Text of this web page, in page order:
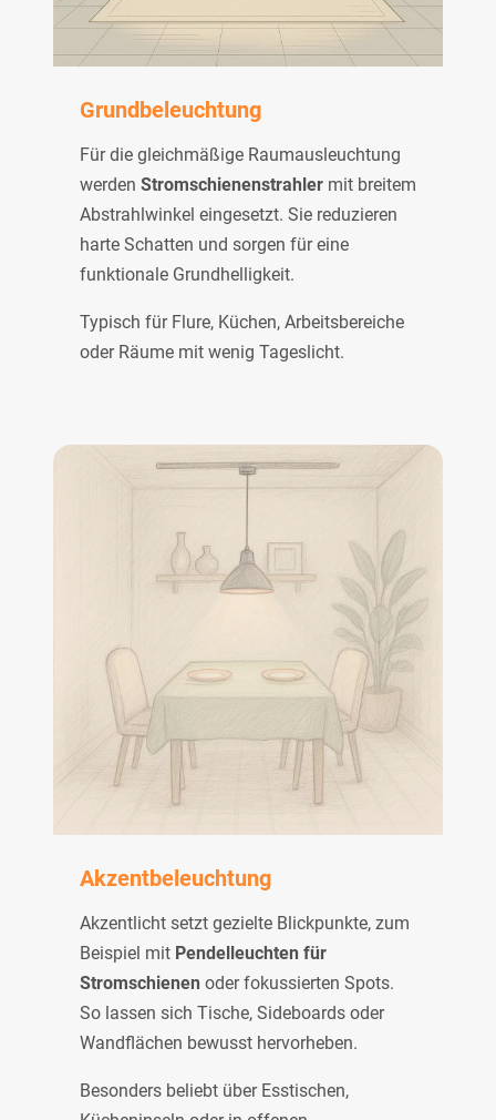
Grundbeleuchtung
Für die gleichmäßige Raumausleuchtung
werden Stromschienenstrahler mit breitem
Abstrahlwinkel eingesetzt. Sie reduzieren
harte Schatten und sorgen für eine
funktionale Grundhelligkeit.
Typisch für Flure, Küchen, Arbeitsbereiche
oder Räume mit wenig Tageslicht.
Akzentbeleuchtung
Akzentlicht setzt gezielte Blickpunkte, zum
Beispiel mit Pendelleuchten für
Stromschienen oder fokussierten Spots.
So lassen sich Tische, Sideboards oder
Wandflächen bewusst hervorheben.
Besonders beliebt über Esstischen,